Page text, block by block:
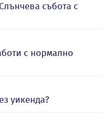
събота с
с нормално
уикенда?